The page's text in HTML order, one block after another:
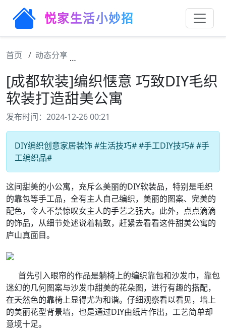
悦家生活小妙招
首页 动态分享
[成都软装]编织惬意 巧致DIY毛织
软装打造甜美公寓
发布时间：2024-12-26 00:21
DIY编织创意家居装饰 #生活技巧# #手工DIY技巧# #手
工编织品#
这间甜美的小公寓，充斥么美丽的DIY软装品，特别是毛织
的靠包等手工品，全有主人自己编织，美丽的图案、完美的
配色，令人不禁惊叹女主人的手艺之强大。此外，点点滴滴
的饰品，从细节处述说着精致，赶紧去看看这件甜美公寓的
庐山真面目。
首先引入眼帘的作品是躺椅上的编织靠包和沙发巾，靠包
迷幻的几何图案与沙发巾甜美的花朵图，进行有趣的搭配，
在天然色的靠椅上显得尤为和谐。仔细观察看以看见，墙上
的美丽花型背景墙，也是通过DIY由纸片作出，工艺简单却
意境十足。